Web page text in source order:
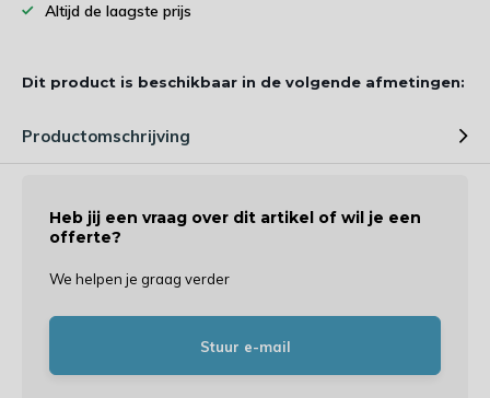
Altijd de laagste prijs
Dit product is beschikbaar in de volgende afmetingen:
Productomschrijving
Heb jij een vraag over dit artikel of wil je een
offerte?
We helpen je graag verder
Stuur e-mail